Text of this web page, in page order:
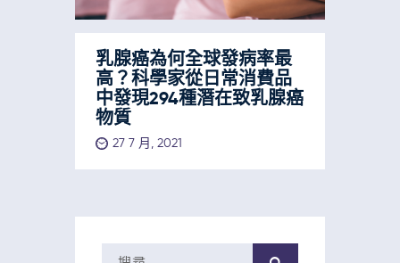
乳腺癌為何全球發病率最
高？科學家從日常消費品
中發現294種潛在致乳腺癌
物質
27 7 月, 2021